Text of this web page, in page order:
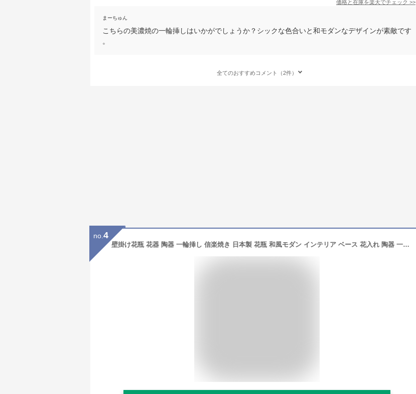
価格と在庫を楽天でチェック >>
まーちゅん
こちらの美濃焼の一輪挿しはいかがでしょうか？シックな色合いと和モダンなデザインが素敵です
。
全てのおすすめコメント（2件）
no. 4
壁掛け花瓶 花器 陶器 一輪挿し 信楽焼き 日本製 花瓶 和風モダン インテリア ベース 花入れ 陶器 一輪挿し 花器 陶器 花器 フラワーベース 和雑貨 ナチュラル 花瓶 花入れ 和風モダン 壁掛けベース 一輪挿し 陶器 花器 花瓶 和陶器掛け花 八